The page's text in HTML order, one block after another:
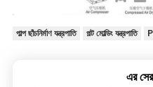
পাল্প ছাঁচনির্মাণ যন্ত্রপাতি পল্ট মোল্ডিং যন্ত্রপাতি
এর